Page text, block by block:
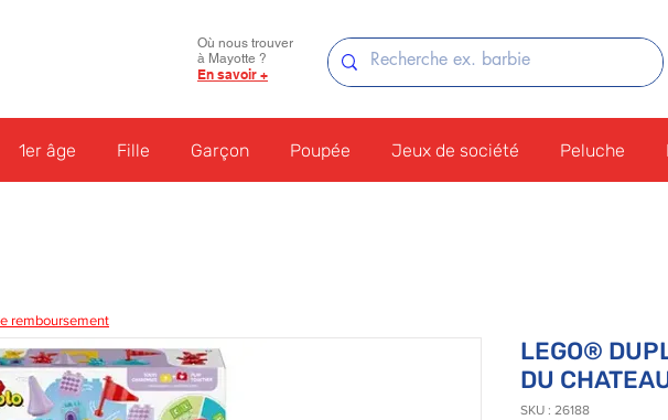
Où nous trouver
à Mayotte ?
En savoir +
1er âge Fille Garçon Poupée Jeux de société Peluche
LEGO®
DU
SKU : 26188
remboursement